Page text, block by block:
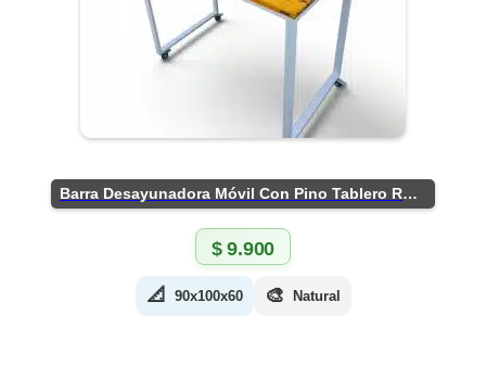
Barra Desayunadora Móvil Con Pino Tablero Rústico
$9.900
📐 90x100x60 🎨 Natural